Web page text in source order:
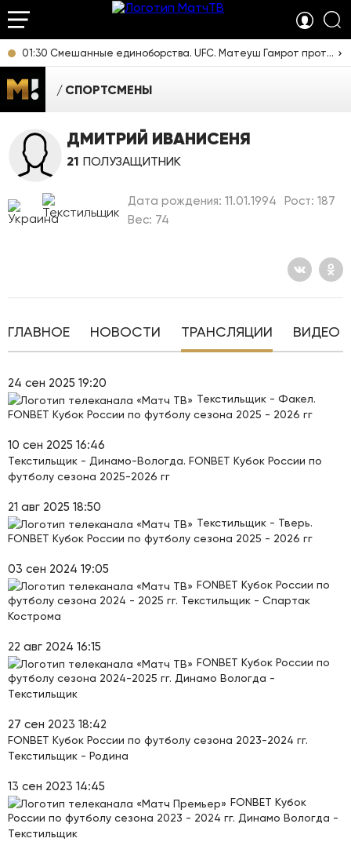
01:30 Смешанные единоборства. UFC. Матеуш Гамрот против Куиллана Салкиллда. Прямая трансляция из США
СПОРТСМЕНЫ
ДМИТРИЙ ИВАНИСЕНЯ
21 ПОЛУЗАЩИТНИК
Дата рождения: 11.01.1994
Рост: 187
Вес: 74
ГЛАВНОЕ НОВОСТИ ТРАНСЛЯЦИИ ВИДЕО
24 сен 2025 19:20
Текстильщик - Факел.
FONBET Кубок России по футболу сезона 2025 - 2026 гг
10 сен 2025 16:46
Текстильщик - Динамо-Вологда. FONBET Кубок России по
футболу сезона 2025-2026 гг
21 авг 2025 18:50
Текстильщик - Тверь.
FONBET Кубок России по футболу сезона 2025 - 2026 гг
03 сен 2024 19:05
FONBET Кубок России по
футболу сезона 2024 - 2025 гг. Текстильщик - Спартак
Кострома
22 авг 2024 16:15
FONBET Кубок России по
футболу сезона 2024-2025 гг. Динамо Вологда -
Текстильщик
27 сен 2023 18:42
FONBET Кубок России по футболу сезона 2023-2024 гг.
Текстильщик - Родина
13 сен 2023 14:45
FONBET Кубок
России по футболу сезона 2023 - 2024 гг. Динамо Вологда -
Текстильщик